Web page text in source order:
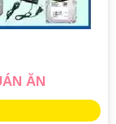
ĂN